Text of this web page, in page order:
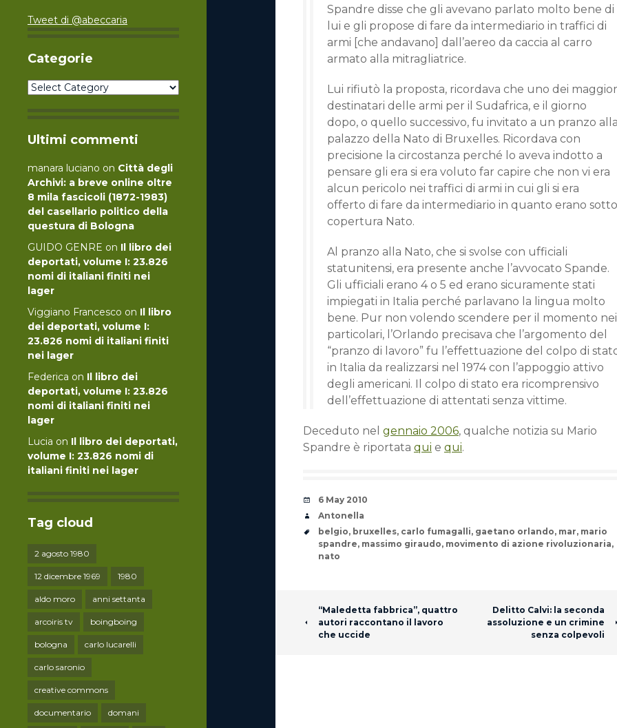
Tweet di @abeccaria
Categorie
Categorie
Ultimi commenti
manara luciano on Città degli
Archivi: a breve online oltre
8 mila fascicoli (1872-1983)
del casellario politico della
questura di Bologna
GUIDO GENRE on Il libro dei
deportati, volume I: 23.826
nomi di italiani finiti nei
lager
Viggiano Francesco on Il libro
dei deportati, volume I:
23.826 nomi di italiani finiti
nei lager
Federica on Il libro dei
deportati, volume I: 23.826
nomi di italiani finiti nei
lager
Lucia on Il libro dei deportati,
volume I: 23.826 nomi di
italiani finiti nei lager
Tag cloud
2 agosto 1980
12 dicembre 1969 1980
aldo moro anni settanta
arcoiris tv boingboing
bologna carlo lucarelli
carlo saronio
creative commons
documentario domani
Spandre disse che gli avevano parlato molto bene di
lui e gli propose di fare da intermediario in traffici di
armi [che andavano] dall’aereo da caccia al carro
armato alla mitragliatrice.
Lui rifiutò la proposta, ricordava che uno dei
destinatari delle armi per il Sudafrica, e il giorno
dopo, o quello successivo, fu invitato a un pranzo
palazzo della Nato di Bruxelles. Ricordava con
precisione la circostanza perché lo aveva indotto a
pensare gli era si era voluto far capire che non vi era
alcun pericolo nei traffici di armi in cui gli si era
offerto di fare da intermediario in quanto erano sotto
copertura Nato.
Al pranzo alla Nato, che si svolse con ufficiali
statunitensi, era presente anche l’avvocato Spande.
Gli ufficiali erano 4 o 5 ed erano sicuramente stati
impiegati in Italia perché parlavano la lingua molto
bene. Pur non volendo scendere per il momento nei
particolari, l’Orlando precisava che l’argomento del
“pranzo di lavoro” fu l’effettuazione del colpo di
in Italia da realizzarsi nel 1974 con l’appoggio attivo
degli americani. Il colpo di stato era ricomprensivo
dell’effettuazione di attentati senza vittime.
Deceduto nel gennaio 2006, qualche notizia su Mario
Spandre è riportata qui e qui.
Date
6 May 2010
Author
Antonella
Tags
belgio, bruxelles, carlo fumagalli, gaetano orlando, mar, mario
spandre, massimo giraudo, movimento di azione rivoluzionaria,
nato
Post navigation
“Maledetta fabbrica”, quattro
autori raccontano il lavoro
che uccide
Delitto Calvi: la seconda
assoluzione e un crimine
senza colpevoli